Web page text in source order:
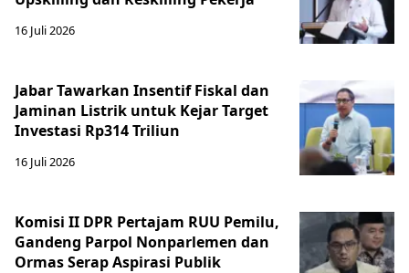
16 Juli 2026
Jabar Tawarkan Insentif Fiskal dan
Jaminan Listrik untuk Kejar Target
Investasi Rp314 Triliun
16 Juli 2026
Komisi II DPR Pertajam RUU Pemilu,
Gandeng Parpol Nonparlemen dan
Ormas Serap Aspirasi Publik